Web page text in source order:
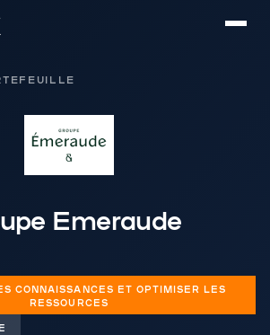
Emeraude
CONNAISSANCES ET OPTIMISER LES
RESSOURCES
cookies